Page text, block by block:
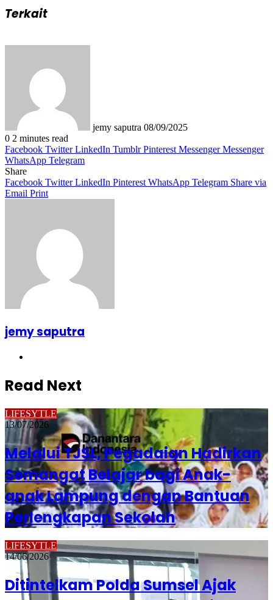
Terkait
jemy saputra 08/09/2025
0 2 minutes read
Facebook Twitter LinkedIn Tumblr Pinterest Messenger Messenger
WhatsApp Telegram
Share
Facebook Twitter LinkedIn Pinterest WhatsApp Telegram Share via
Email Print
jemy saputra
Read Next
LIFESYTLE
13/07/2026
Melalui TJSL, Pegadaian Hadirkan
Semangat Belajar bagi Anak-
anak Lampung dengan Bantuan
Perlengkapan Sekolah
LIFESYTLE
14/06/2026
Ditintelkam Polda Sumsel Ajak